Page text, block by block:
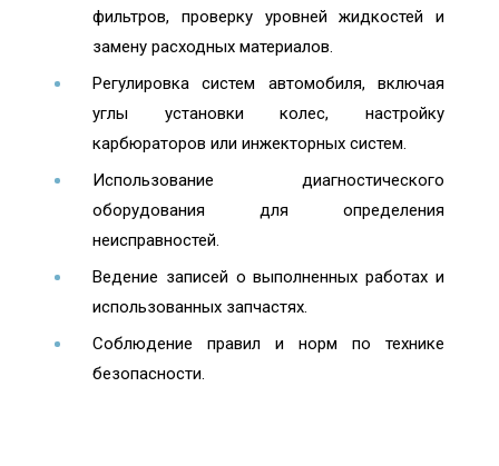
фильтров, проверку уровней жидкостей и
замену расходных материалов.
Регулировка систем автомобиля, включая
углы установки колес, настройку
карбюраторов или инжекторных систем.
Использование диагностического
оборудования для определения
неисправностей.
Ведение записей о выполненных работах и
использованных запчастях.
Соблюдение правил и норм по технике
безопасности.